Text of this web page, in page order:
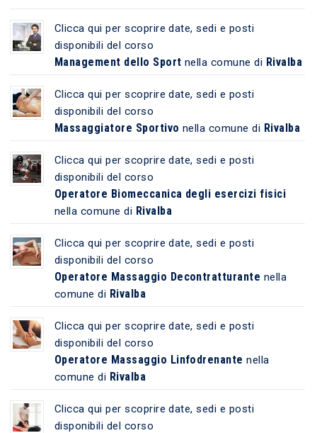
Clicca qui per scoprire date, sedi e posti
disponibili del corso
Management dello Sport nella comune di Rivalba
Clicca qui per scoprire date, sedi e posti
disponibili del corso
Massaggiatore Sportivo nella comune di Rivalba
Clicca qui per scoprire date, sedi e posti
disponibili del corso
Operatore Biomeccanica degli esercizi fisici
nella comune di Rivalba
Clicca qui per scoprire date, sedi e posti
disponibili del corso
Operatore Massaggio Decontratturante nella
comune di Rivalba
Clicca qui per scoprire date, sedi e posti
disponibili del corso
Operatore Massaggio Linfodrenante nella
comune di Rivalba
Clicca qui per scoprire date, sedi e posti
disponibili del corso